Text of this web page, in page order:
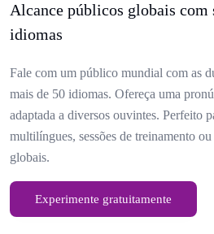
Alcance públicos globais com
idiomas
Fale com um público mundial com as
mais de 50 idiomas. Ofereça uma
adaptada a diversos ouvintes. Perfeito
multilíngues, sessões de treinamento
globais.
Experimente gratuitamente